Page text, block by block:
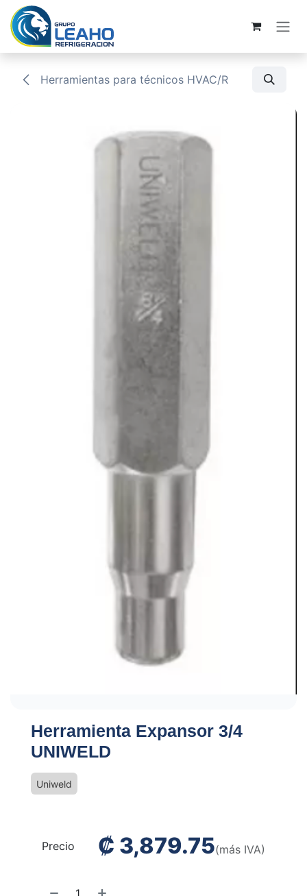
Ir al contenido
Herramientas para técnicos HVAC/R
Herramienta Expansor 3/4
UNIWELD
Uniweld
Precio ₡ 3,879.75(más IVA)